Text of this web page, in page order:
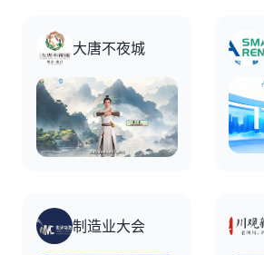
大唐不夜城
制造业大会